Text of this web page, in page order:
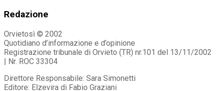
Redazione
Orvietosì © 2002
Quotidiano d’informazione e d’opinione
Registrazione tribunale di Orvieto (TR) nr.101 del 13/11/2002
| Nr. ROC 33304
Direttore Responsabile: Sara Simonetti
Editore: Elzevira di Fabio Graziani